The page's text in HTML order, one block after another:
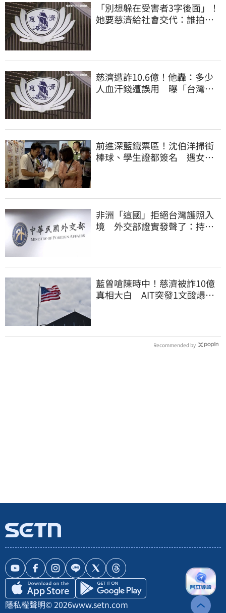
「別想躲在受害者3字後面」！
她要慈濟給社會交代：誰拍板
慈濟遭詐10.6億！他轟：多少
人血汗錢遭誤用 曝「台灣這
前進深藍鐵票區！沈伯洋掃街
棒球、學生證都簽名 遇女子
非洲「這國」拒絕台灣護照入
境 外交部證實發聲了：持續
藍曾嗆陳時中！慈濟被詐10億
真相大白 AIT突發1文酸爆…
Recommended by
隱私權聲明© 2026www.setn.com